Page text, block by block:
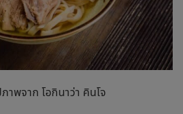
พจาก โอกินาว่า คินโจ